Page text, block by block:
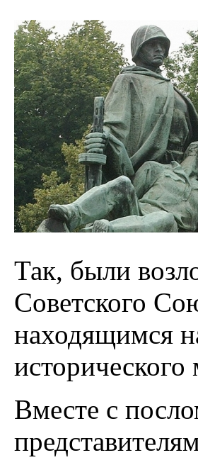
Так, были
Советского
находящимся
Вместе с